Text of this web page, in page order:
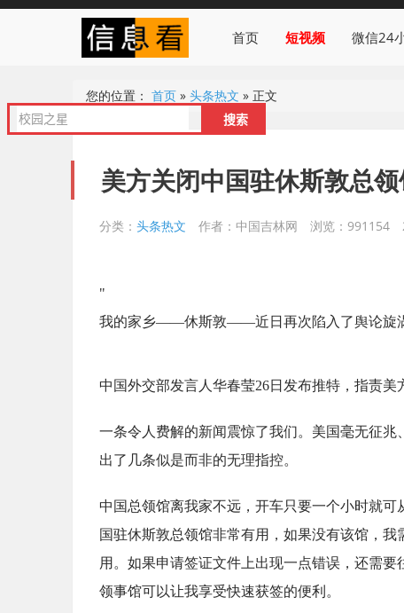
首页 短视频 微信24
您的位置： 首页 » 头条热文 » 正文
美方关闭中国驻休斯敦总
分类： 头条热文 作者：中国吉林网 浏览：991154
"
我的家乡——休斯敦——近日再次陷入了舆论旋
中国外交部发言人华春莹26日发布推特，指责美
一条令人费解的新闻震惊了我们。美国毫无征
出了几条似是而非的无理指控。
中国总领馆离我家不远，开车只要一个小时就
国驻休斯敦总领馆非常有用，如果没有该馆，
用。如果申请签证文件上出现一点错误，还需
领事馆可以让我享受快速获签的便利。